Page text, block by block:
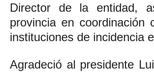
Director de la entidad,
provincia en
instituciones de incidencia
Agradeció al presidente